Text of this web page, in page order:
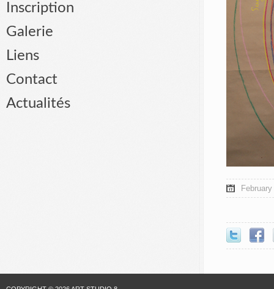
Inscription
Galerie
Liens
Contact
Actualités